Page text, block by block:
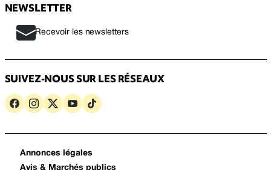
NEWSLETTER
Recevoir les newsletters
SUIVEZ-NOUS SUR LES RÉSEAUX
Annonces légales
Avis & Marchés publics